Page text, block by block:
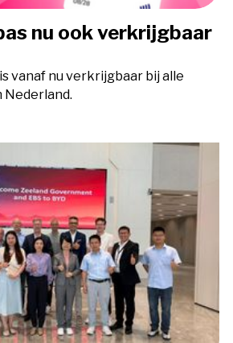
nu ook verkrijgbaar
vanaf nu verkrijgbaar bij alle
Nederland.